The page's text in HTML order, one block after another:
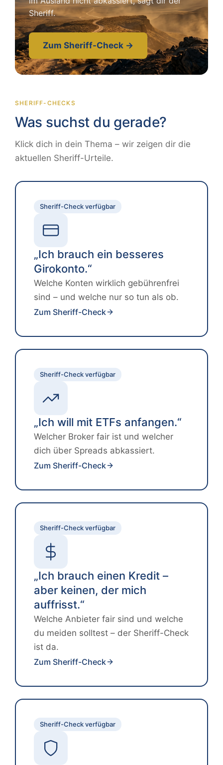
Sheriff.
Zum Sheriff-Check →
SHERIFF-CHECKS
Was suchst du gerade?
Klick dich in dein Thema – wir zeigen dir die
aktuellen Sheriff-Urteile.
Sheriff-Check verfügbar
„Ich brauch ein besseres
Girokonto.“
Welche Konten wirklich gebührenfrei
sind – und welche nur so tun als ob.
Zum Sheriff-Check
Sheriff-Check verfügbar
„Ich will mit ETFs anfangen.“
Welcher Broker fair ist und welcher
dich über Spreads abkassiert.
Zum Sheriff-Check
Sheriff-Check verfügbar
„Ich brauch einen Kredit –
aber keinen, der mich
auffrisst.“
Welche Anbieter fair sind und welche
du meiden solltest – der Sheriff-Check
ist da.
Zum Sheriff-Check
Sheriff-Check verfügbar